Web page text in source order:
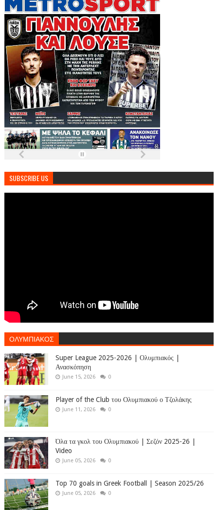
SUBSCRIBE US
ΟΛΥΜΠΙΑΚΟΣ
Super League 2025-2026 | Ολυμπιακός |
Ανασκόπηση
June 15, 2026 0
Player of the Club του Ολυμπιακού ο Τζολάκης
June 11, 2026 0
Όλα τα γκολ του Ολυμπιακού | Σεζόν 2025-26 |
Video
June 05, 2026 0
Top 70 goals in Greek Football | Season 2025/26
June 05, 2026 0